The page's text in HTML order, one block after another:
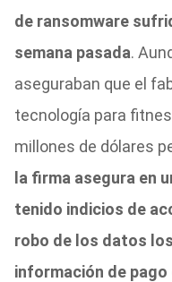
de ransomware
semana pasada.
aseguraban que el
tecnología para
millones de dólares
la firma asegura en
tenido indicios de
robo de los datos
información de pago